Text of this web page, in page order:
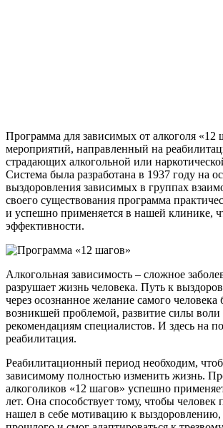
Программа для зависимых от алкоголя «12
мероприятий, направленный на
страдающих алкогольной или
Система была разработана в 1937 году на
выздоровления зависимых в группах
своего существования программа
и успешно применяется в нашей клинике,
эффективности.
Алкогольная зависимость – сложное
разрушает жизнь человека. Путь к
через осознанное желание самого человека
возникшей проблемой, развитие силы воли
рекомендациям специалистов. И здесь на
реабилитация.
Реабилитационный период необходим,
зависимому полностью изменить жизнь.
алкоголиков «12 шагов» успешно
лет. Она способствует тому, чтобы человек
нашел в себе мотивацию к